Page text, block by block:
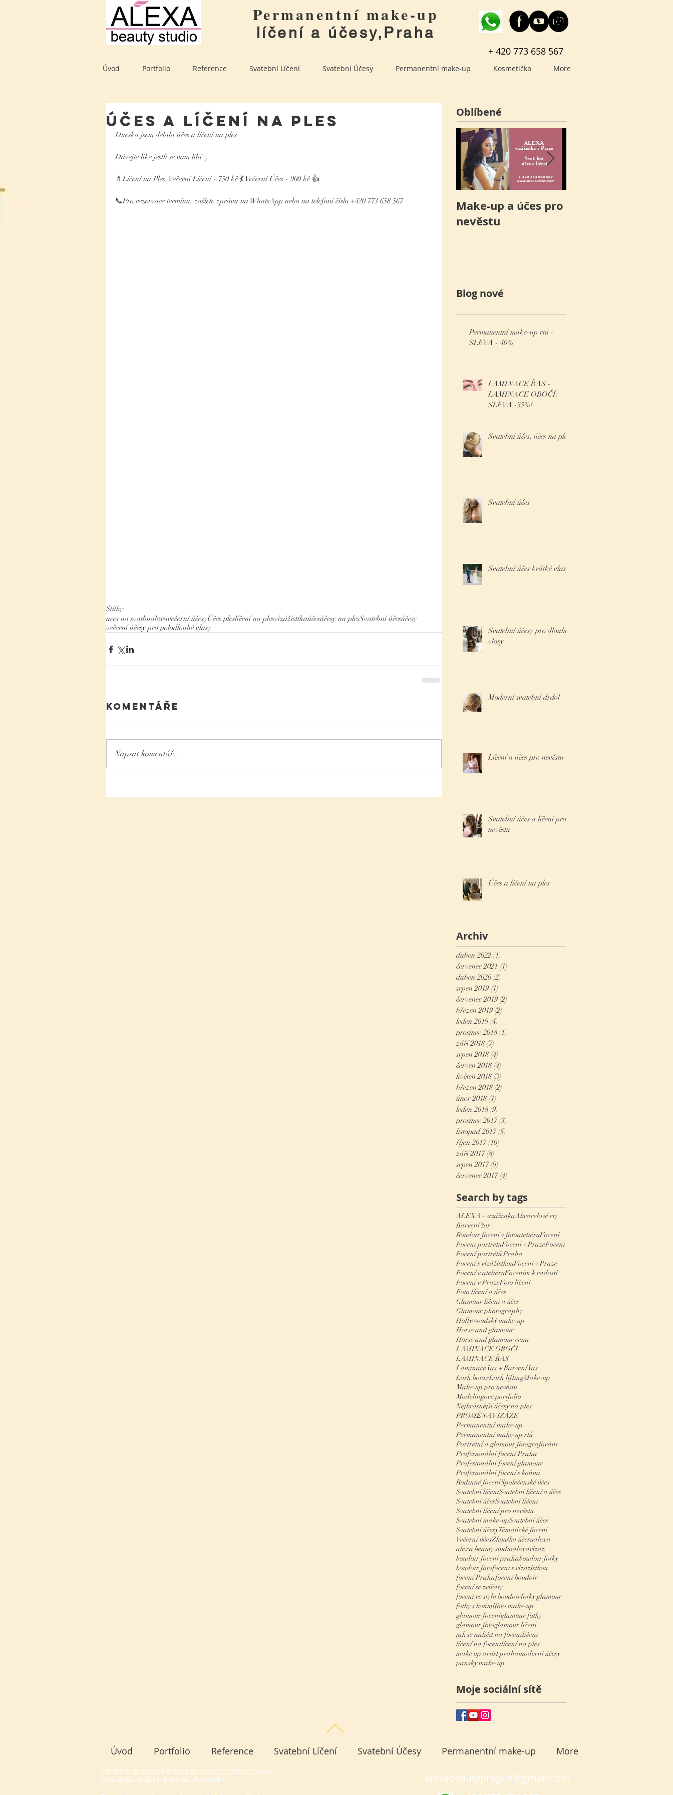
Permanentní make-up
líčení a účesy,Praha
+ 420 773 658 567
Úvod Portfolio Reference Svatební Líčení Svatební Účesy Permanentní make-up Kosmetička More
Účes a líčení na ples
Dneska jsem delala účes a líčení na ples.
Dávejte like jestli se vam líbí :)
💄Líčení na Ples, Večerní Líčení - 750 kč 💃 Večerní Účes - 900 kč 👍
📞Pro rezervace termínu, zašlete zprávu na WhatsApp nebo na telefoní číslo +420 773 658 567
Štítky:
uces na svatbualexavečerní účesyÚčes pleslíčení na plesvizážistikaúčesúčesy na plesSvatební účesúčesy
večerní účesy pro polodlouhé vlasy
Komentáře
Napsat komentář...
Оblíbené
Make-up a účes pro
nevěstu
Blog nové
Permanentní make-up rtů -
SLEVA - 40%
LAMINACE ŘAS -
LAMINACE OBOČÍ.
SLEVA -35%!
Svatební účes, účes na ples
Svatební účes
Svatební účes krátké vlasy
Svatební účesy pro dlouhé
vlasy
Moderní svatební drdol
Líčení a účes pro nevěstu
Svatební účes a líčení pro
nevěstu
Účes a líčení na ples
Archiv
duben 2022 (1)
červenec 2021 (1)
duben 2020 (2)
srpen 2019 (1)
červenec 2019 (2)
březen 2019 (2)
leden 2019 (4)
prosinec 2018 (1)
září 2018 (7)
srpen 2018 (4)
červen 2018 (4)
květen 2018 (3)
březen 2018 (2)
únor 2018 (1)
leden 2018 (9)
prosinec 2017 (3)
listopad 2017 (5)
říjen 2017 (10)
září 2017 (8)
srpen 2017 (9)
červenec 2017 (4)
Search by tags
ALEXA - vizážistkaAkvarelové rty
Barvení řas
Boudoir focení v fotoateliéruFoceni
Foceni portretuFoceni v PrazeFocení
Focení portrétů Praha
Focení s vizážistkouFocení v Praze
Focení v ateliéruFocením k radosti
Focení v PrazeFoto líčení
Foto líčení a účes
Glamour líčení a účes
Glamour photography
Hollywoodský make-up
Horse and glamour
Horse and glamour cena
LAMINACE OBOČÍ
LAMINACE ŘAS
Laminace řas + Barvení řas
Lash botoxLash liftingMake-up
Make-up pro nevěstu
Modelingové portfolio
Nejkrásnější účesy na ples
PROMĚNA VIZÁŽE
Permanentní make-up
Permanentní make-up rtů
Portrétní a glamour fotografování
Profesionální focení Praha
Profesionální focení glamour
Profesionální focení s koňmi
Rodinné foceniSpolečenské účes
Svatební líčeníSvatební líčení a účes
Svatební účesSvatební líčení
Svatební líčení pro nevěstu
Svatební make-upSvatební účes
Svatební účesyTématické focení
Večerní účesZkouška účesualexa
alexa beauty studioalexavizaz
boudoir focení prahaboudoir fotky
boudoir fotofoceni s vizazistkou
focení Prahafocení boudoir
focení se zvířaty
focení ve stylu boudoirfotky glamour
fotky s koňmifoto make-up
glamour foceníglamour fotky
glamour fotoglamour líčení
jak se nalíčit na focenílíčení
líčení na focenílíčení na ples
make up artist prahamoderní účesy
pansky make-up
Moje sociální sítě
Úvod Portfolio Reference Svatební Líčení Svatební Účesy Permanentní make-up More
Odesláním zprávy souhlasíte se zpracováním zadaných údajů,
které budou použity k plnění vaší objednávky.
alexabeautyprague@gmail.com